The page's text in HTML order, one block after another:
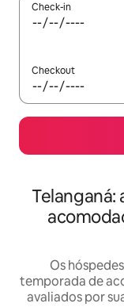
Check-in
Checkout
Os
temporada de
avaliados por